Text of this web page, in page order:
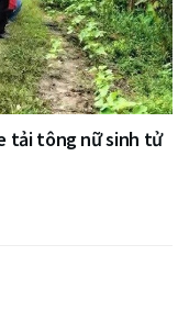
tải tông nữ sinh tử